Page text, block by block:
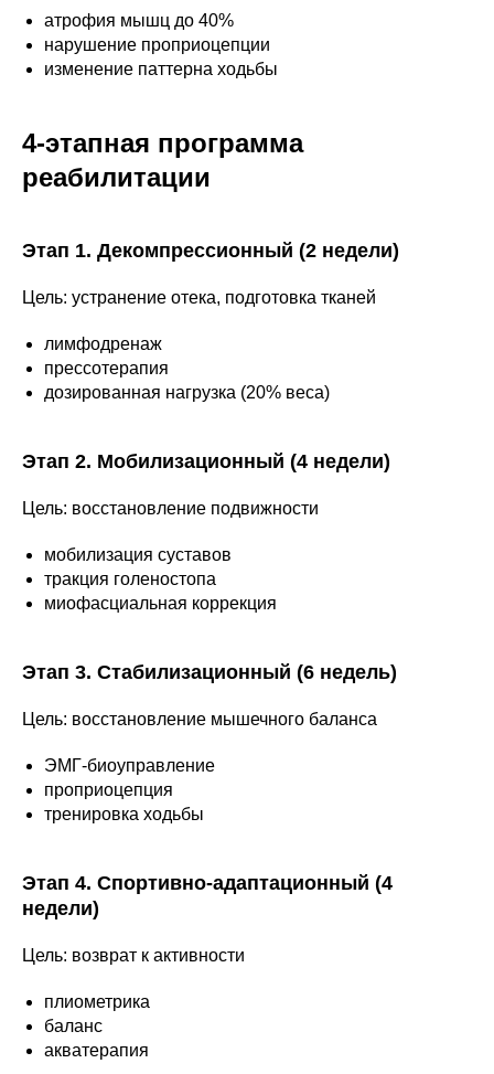
атрофия мышц до 40%
нарушение проприоцепции
изменение паттерна ходьбы
4-этапная программа
реабилитации
Этап 1. Декомпрессионный (2 недели)
Цель: устранение отека, подготовка тканей
лимфодренаж
прессотерапия
дозированная нагрузка (20% веса)
Этап 2. Мобилизационный (4 недели)
Цель: восстановление подвижности
мобилизация суставов
тракция голеностопа
миофасциальная коррекция
Этап 3. Стабилизационный (6 недель)
Цель: восстановление мышечного баланса
ЭМГ-биоуправление
проприоцепция
тренировка ходьбы
Этап 4. Спортивно-адаптационный (4
недели)
Цель: возврат к активности
плиометрика
баланс
акватерапия